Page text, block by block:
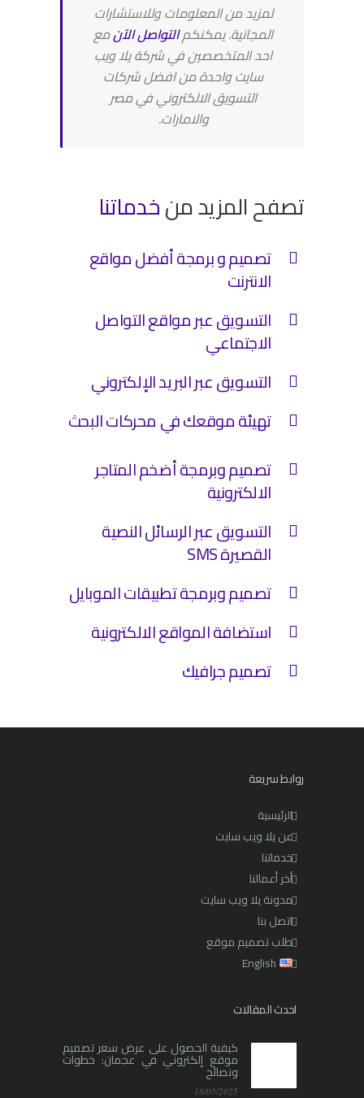
لمزيد من المعلومات وللاستشارات
المجانية. يمكنكمالتواصل الآنمع
احد المتخصصين في شركة يلا ويب
سايت واحدة من افضل شركات
التسويق الالكتروني في مصر
والامارات.
تصفح المزيد منخدماتنا
تصميم و برمجة أفضل مواقع
الانترنت
التسويق عبر مواقع التواصل
الاجتماعي
التسويق عبر البريد الإلكتروني
تهيئة موقعك في محركات البحث
تصميم وبرمجة أضخم المتاجر
الالكترونية
التسويق عبر الرسائل النصية
القصيرة SMS
تصميم وبرمجة تطبيقات الموبايل
استضافة المواقع الالكترونية
تصميم جرافيك
روابط سريعة
الرئيسية
عن يلا ويب سايت
خدماتنا
أخر أعمالنا
مدونة يلا ويب سايت
اتصل بنا
طلب تصميم موقع
English
احدث المقالات
كيفية الحصول على عرض سعر تصميم
موقع إلكتروني في عجمان: خطوات
ونصائح
18/05/2025